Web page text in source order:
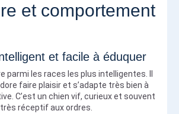
et comportement
et facile à éduquer
parmi les races les plus intelligentes. Il
faire plaisir et s’adapte très bien à
C’est un chien vif, curieux et souvent
très réceptif aux ordres.